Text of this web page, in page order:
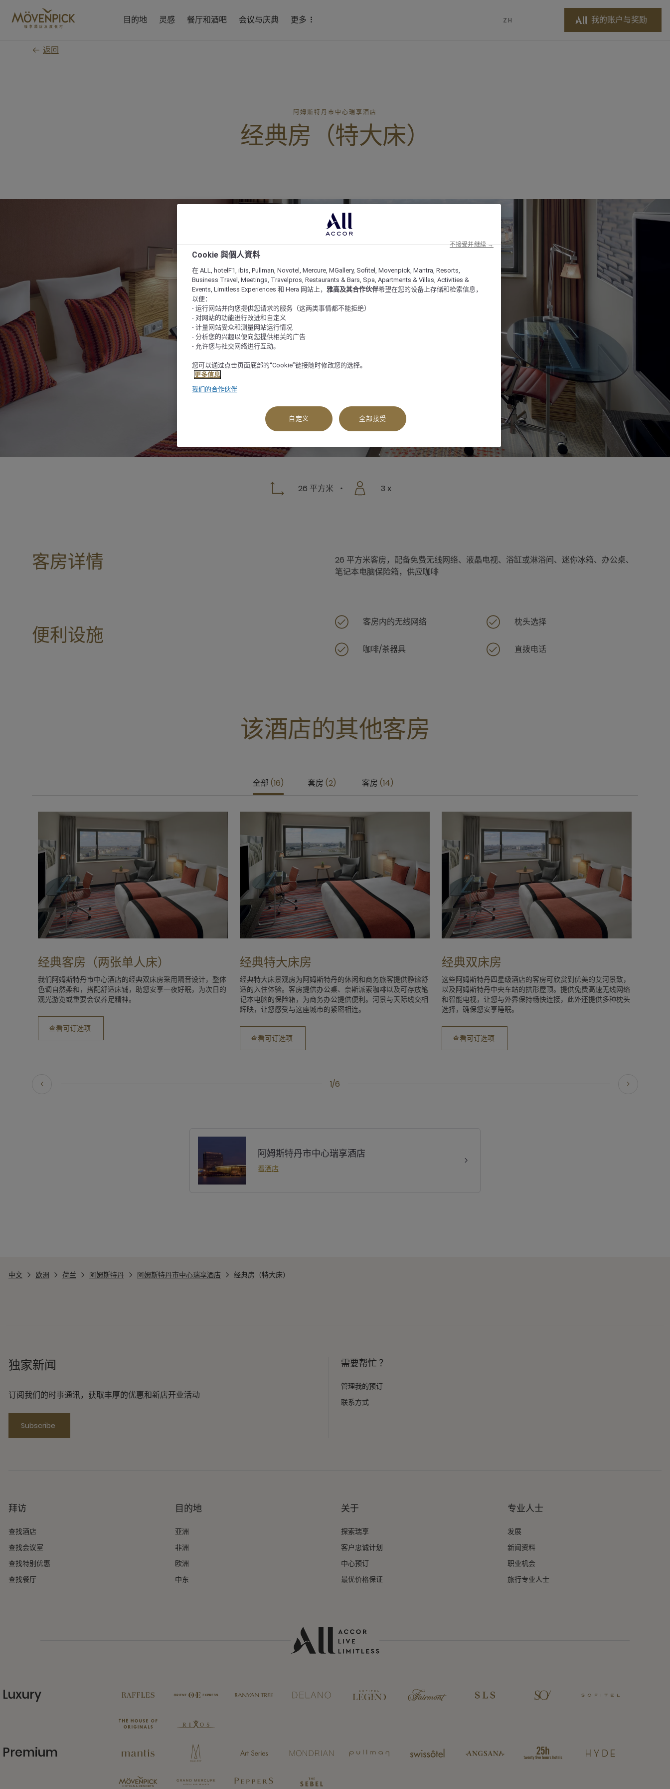
目的地 灵感 餐厅和酒吧 会议与庆典 更多 ZH 我的账户与奖励
返回
阿姆斯特丹市中心瑞享酒店
经典房（特大床）
查看可订选项
26 平方米 3 x
客房详情
26 平方米客房，配备免费无线网络、液晶电视、浴缸或淋浴间、迷你冰箱、办公桌、
笔记本电脑保险箱，供应咖啡
便利设施
客房内的无线网络 枕头选择
咖啡/茶器具 直拨电话
该酒店的其他客房
全部 16 套房 2 客房 14
1/6
经典客房（两张单人床）
我们阿姆斯特丹市中心酒店的经典双床房采用隔音设计，整体
色调自然柔和，搭配舒适床铺，助您安享一夜好眠，为次日的
观光游览或重要会议养足精神。
查看可订选项
经典特大床房
经典特大床景观房为阿姆斯特丹的休闲和商务旅客提供静谧舒
适的入住体验。客房提供办公桌、奈斯派索咖啡以及可存放笔
记本电脑的保险箱，为商务办公提供便利。河景与天际线交相
辉映，让您感受与这座城市的紧密相连。
查看可订选项
经典双床房
这些阿姆斯特丹四星级酒店的客房可欣赏到优美的艾河景致，
以及阿姆斯特丹中央车站的拱形屋顶。提供免费高速无线网络
和智能电视，让您与外界保持畅快连接，此外还提供多种枕头
选择，确保您安享睡眠。
查看可订选项
阿姆斯特丹市中心瑞享酒店
看酒店
中文 欧洲 荷兰 阿姆斯特丹 阿姆斯特丹市中心瑞享酒店 经典房（特大床）
独家新闻
订阅我们的时事通讯，获取丰厚的优惠和新店开业活动
Subscribe
需要帮忙 ？
管理我的预订
联系方式
拜访
查找酒店
查找会议室
查找特别优惠
查找餐厅
目的地
亚洲
非洲
欧洲
中东
关于
探索瑞享
客户忠诚计划
中心预订
最优价格保证
专业人士
发展
新闻资料
职业机会
旅行专业人士
Luxury
Premium
Cookie 與個人資料
在 ALL, hotelF1, ibis, Pullman, Novotel, Mercure, MGallery, Sofitel, Movenpick, Mantra, Resorts,
Business Travel, Meetings, Travelpros, Restaurants & Bars, Spa, Apartments & Villas, Activities &
Events, Limitless Experiences 和 Hera 网站上， 雅高及其合作伙伴希望在您的设备上存储和检索信息，
以便：
- 运行网站并向您提供您请求的服务（这两类事情都不能拒绝）
- 对网站的功能进行改进和自定义
- 计量网站受众和测量网站运行情况
- 分析您的兴趣以便向您提供相关的广告
- 允许您与社交网络进行互动。
您可以通过点击页面底部的“Cookie”链接随时修改您的选择。
更多信息
我们的合作伙伴
自定义 全部接受
不接受并继续 →